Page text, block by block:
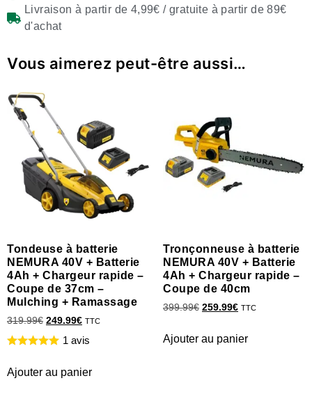
Livraison à partir de 4,99€ / gratuite à partir de 89€
d'achat
Vous aimerez peut-être aussi…
Tondeuse à batterie
NEMURA 40V + Batterie
4Ah + Chargeur rapide –
Coupe de 37cm –
Mulching + Ramassage
319.99€ 249.99€ TTC
1 avis
Ajouter au panier
Tronçonneuse à batterie
NEMURA 40V + Batterie
4Ah + Chargeur rapide –
Coupe de 40cm
399.99€ 259.99€ TTC
Ajouter au panier